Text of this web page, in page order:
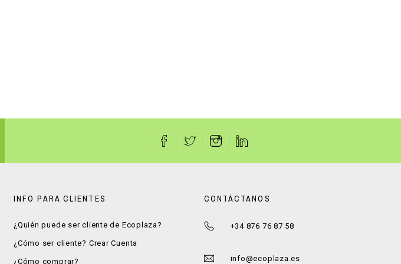
INFO PARA CLIENTES
¿Quién puede ser cliente de Ecoplaza?
¿Cómo ser cliente? Crear Cuenta
¿Cómo comprar?
CONTÁCTANOS
+34 876 76 87 58
info@ecoplaza.es